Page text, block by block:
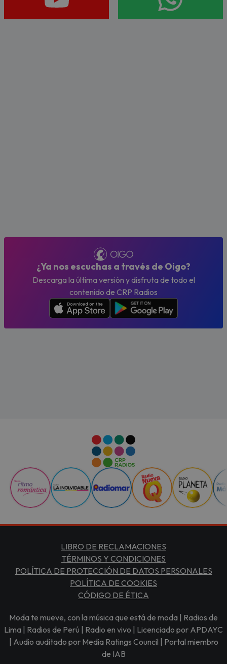
¿Ya nos escuchas a través de Oigo?
Descarga la última versión y disfruta de todo el
contenido de CRP Radios
LIBRO DE RECLAMACIONES
TÉRMINOS Y CONDICIONES
POLÍTICA DE PROTECCIÓN DE DATOS PERSONALES
POLÍTICA DE COOKIES
CÓDIGO DE ÉTICA
Moda te mueve, con la música que está de moda | Radios de
Lima | Radios de Perú | Radio en vivo | Licenciado por APDAYC
| Audio auditado por Media Ratings Council | Portal miembro
de IAB